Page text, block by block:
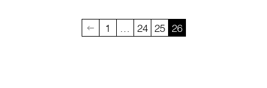
1 … 24 25 26